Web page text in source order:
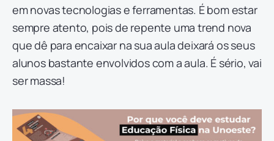
em novas tecnologias e ferramentas. É bom estar
sempre atento, pois de repente uma trend nova
que dê para encaixar na sua aula deixará os seus
alunos bastante envolvidos com a aula. É sério, vai
ser massa!